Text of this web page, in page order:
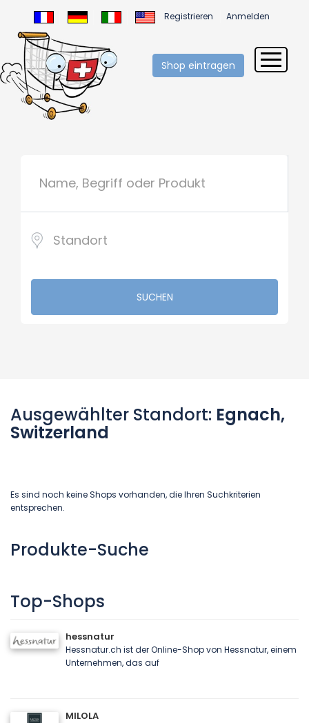
Registrieren Anmelden
Shop eintragen
SUCHEN
Ausgewählter Standort: Egnach,
Switzerland
Es sind noch keine Shops vorhanden, die Ihren Suchkriterien
entsprechen.
Produkte-Suche
Top-Shops
hessnatur
Hessnatur.ch ist der Online-Shop von Hessnatur, einem
Unternehmen, das auf
MILOLA